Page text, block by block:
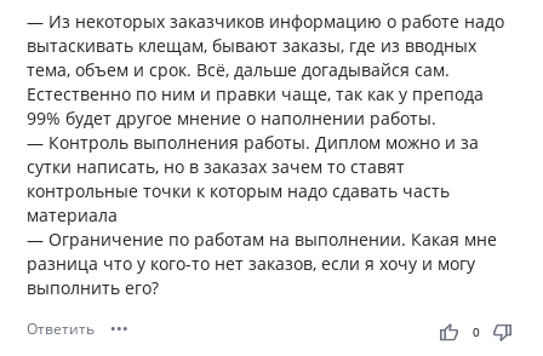
— Из некоторых заказчиков информацию о работе надо
вытаскивать клещам, бывают заказы, где из вводных
тема, объем и срок. Всё, дальше догадывайся сам.
Естественно по ним и правки чаще, так как у препода
99% будет другое мнение о наполнении работы.
— Контроль выполнения работы. Диплом можно и за
сутки написать, но в заказах зачем то ставят
контрольные точки к которым надо сдавать часть
материала
— Ограничение по работам на выполнении. Какая мне
разница что у кого-то нет заказов, если я хочу и могу
выполнить его?
Ответить ••• thumb_up thumb_down
0